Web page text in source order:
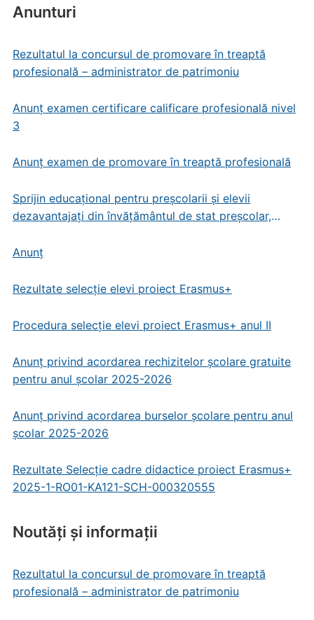
Anunturi
Rezultatul la concursul de promovare în treaptă
profesională – administrator de patrimoniu
Anunț examen certificare calificare profesională nivel
3
Anunț examen de promovare în treaptă profesională
Sprijin educațional pentru preșcolarii și elevii
dezavantajați din învățământul de stat preșcolar,
Anunț
Rezultate selecție elevi proiect Erasmus+
Procedura selecție elevi proiect Erasmus+ anul II
Anunț privind acordarea rechizitelor școlare gratuite
pentru anul școlar 2025-2026
Anunț privind acordarea burselor școlare pentru anul
școlar 2025-2026
Rezultate Selecție cadre didactice proiect Erasmus+
2025-1-RO01-KA121-SCH-000320555
Noutăți și informații
Rezultatul la concursul de promovare în treaptă
profesională – administrator de patrimoniu